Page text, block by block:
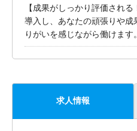
【成果がしっかり評価され
導入し、あなたの頑張りや
りがいを感じながら働けます。
求人情報